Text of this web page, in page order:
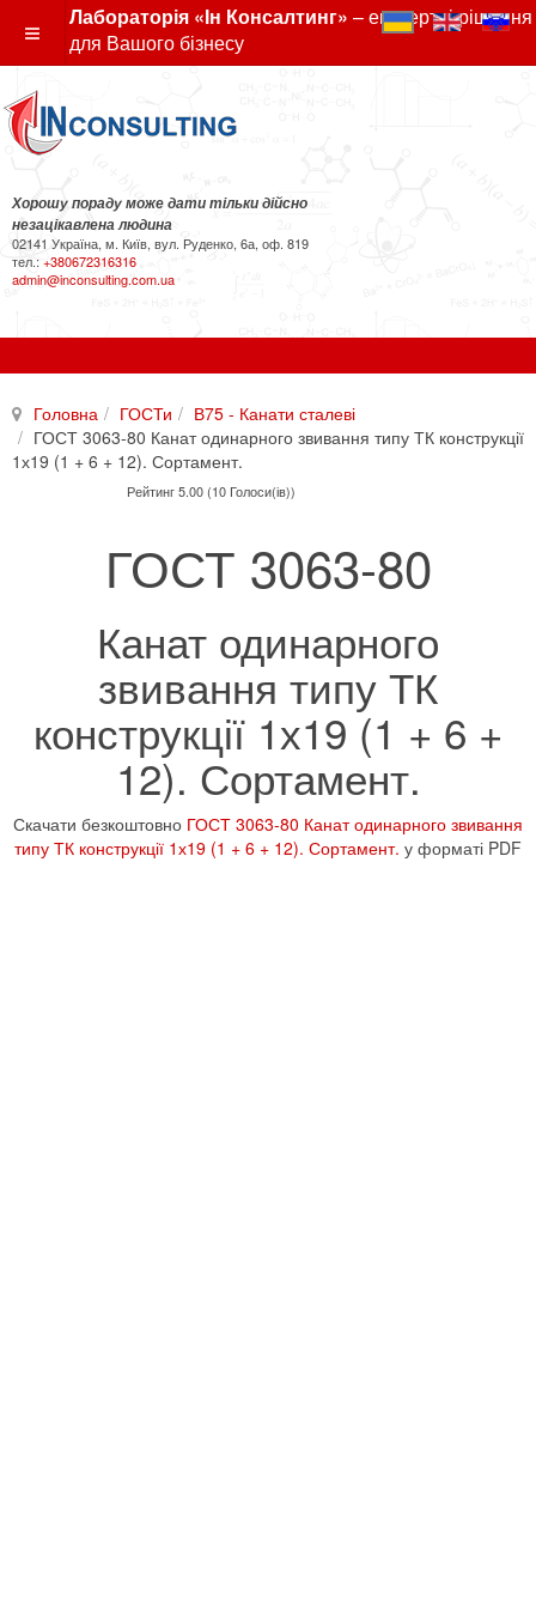
Лабораторія «Ін Консалтинг» – експертні рішення
для Вашого бізнесу
Хорошу пораду може дати тільки дійсно
незацікавлена людина
02141 Україна, м. Київ, вул. Руденко, 6а, оф. 819
тел.: +380672316316
admin@inconsulting.com.ua
Головна ГОСТи
В75 - Канати сталеві
ГОСТ 3063-80 Канат одинарного звивання типу ТК конструкції
1х19 (1 + 6 + 12). Сортамент.
Рейтинг 5.00 (10 Голоси(ів))
ГОСТ 3063-80
Канат одинарного
звивання типу ТК
конструкції 1х19 (1 + 6 +
12). Сортамент.
Скачати безкоштовно ГОСТ 3063-80 Канат одинарного звивання
типу ТК конструкції 1х19 (1 + 6 + 12). Сортамент. у форматі PDF